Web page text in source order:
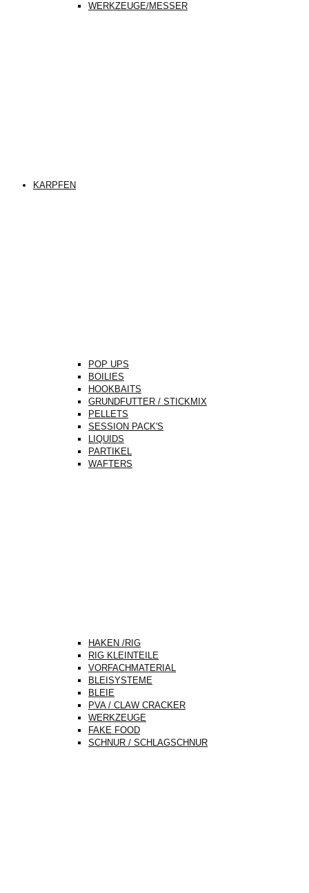
WERKZEUGE/MESSER
KARPFEN
POP UPS
BOILIES
HOOKBAITS
GRUNDFUTTER / STICKMIX
PELLETS
SESSION PACK'S
LIQUIDS
PARTIKEL
WAFTERS
HAKEN /RIG
RIG KLEINTEILE
VORFACHMATERIAL
BLEISYSTEME
BLEIE
PVA / CLAW CRACKER
WERKZEUGE
FAKE FOOD
SCHNUR / SCHLAGSCHNUR